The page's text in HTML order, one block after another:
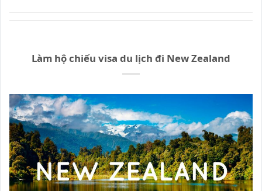
Làm hộ chiếu visa du lịch đi New Zealand